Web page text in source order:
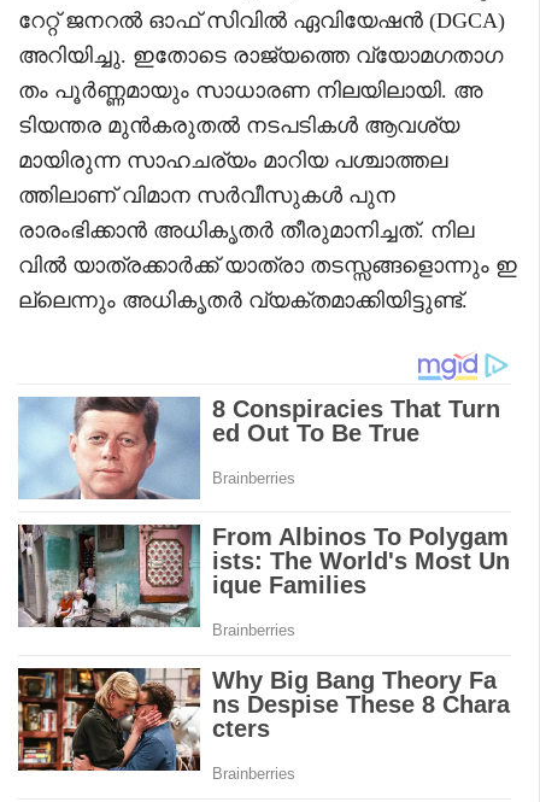
റേറ്റ് ജനറൽ ഓഫ് സിവിൽ ഏവിയേഷൻ (DGCA)
അറിയിച്ചു. ഇതോടെ രാജ്യത്തെ വ്യോമഗതാഗ
തം പൂർണ്ണമായും സാധാരണ നിലയിലായി. അ
ടിയന്തര മുൻകരുതൽ നടപടികൾ ആവശ്യ
മായിരുന്ന സാഹചര്യം മാറിയ പശ്ചാത്തല
ത്തിലാണ് വിമാന സർവീസുകൾ പുന
രാരംഭിക്കാൻ അധികൃതർ തീരുമാനിച്ചത്. നില
വിൽ യാത്രക്കാർക്ക് യാത്രാ തടസ്സങ്ങളൊന്നും ഇ
ല്ലെന്നും അധികൃതർ വ്യക്തമാക്കിയിട്ടുണ്ട്.